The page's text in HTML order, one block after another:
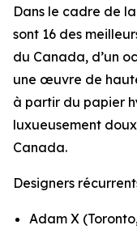
Dans le cadre de
sont 16 des
du Canada, d’un
une œuvre de
à partir du papier
luxueusement
Canada.
Designers
Adam X